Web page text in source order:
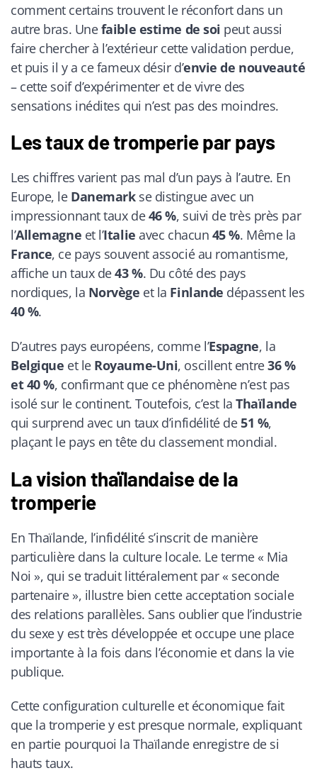
comment certains trouvent le réconfort dans un
autre bras. Unefaible estime de soi peut aussi
faire chercher à l’extérieur cette validation perdue,
et puis il y a ce fameux désir d’envie de nouveauté
– cette soif d’expérimenter et de vivre des
sensations inédites qui n’est pas des moindres.
Les taux de tromperie par pays
Les chiffres varient pas mal d’un pays à l’autre. En
Europe, le Danemarkse distingue avec un
impressionnant taux de46 %, suivi de très près par
l’Allemagne et l’Italie avec chacun 45 %. Même la
France, ce pays souvent associé au romantisme,
affiche un taux de43 %. Du côté des pays
nordiques, la Norvège et la Finlande dépassent les
40 %.
D’autres pays européens, comme l’Espagne, la
Belgique et le Royaume-Uni, oscillent entre36 %
et 40 %, confirmant que ce phénomène n’est pas
isolé sur le continent. Toutefois, c’est laThaïlande
qui surprend avec un taux d’infidélité de51 %,
plaçant le pays en tête du classement mondial.
La vision thaïlandaise de la
tromperie
En Thaïlande, l’infidélité s’inscrit de manière
particulière dans la culture locale. Le terme « Mia
Noi », qui se traduit littéralement par « seconde
partenaire », illustre bien cette acceptation sociale
des relations parallèles. Sans oublier que l’industrie
du sexe y est très développée et occupe une place
importante à la fois dans l’économie et dans la vie
publique.
Cette configuration culturelle et économique fait
que la tromperie y est presque normale, expliquant
en partie pourquoi la Thaïlande enregistre de si
hauts taux.